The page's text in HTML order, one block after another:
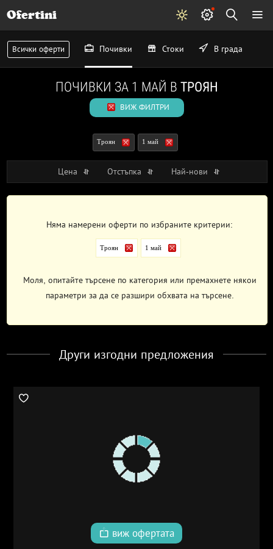
Ofertini
Всички оферти Почивки Стоки В града
ПОЧИВКИ ЗА 1 МАЙ В ТРОЯН
ВИЖ ФИЛТРИ
Троян 1 май
Цена Отстъпка Най-нови
Няма намерени оферти по избраните критерии:
Троян 1 май
Моля, опитайте търсене по категория или премахнете някои
параметри за да се разшири обхвата на търсене.
Други изгодни предложения
виж офертата